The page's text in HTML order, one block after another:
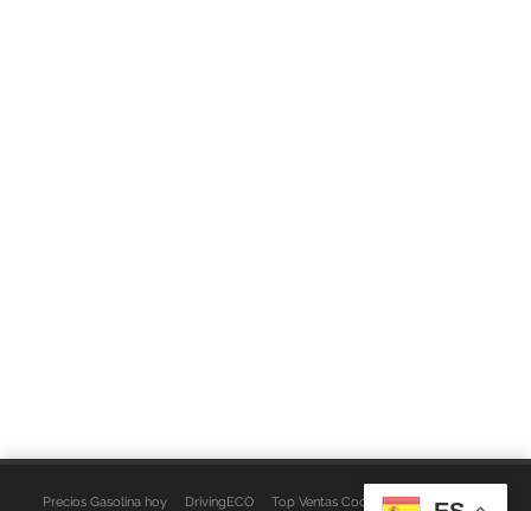
Precios Gasolina hoy DrivingECO Top Ventas Coches EspacioFurgo